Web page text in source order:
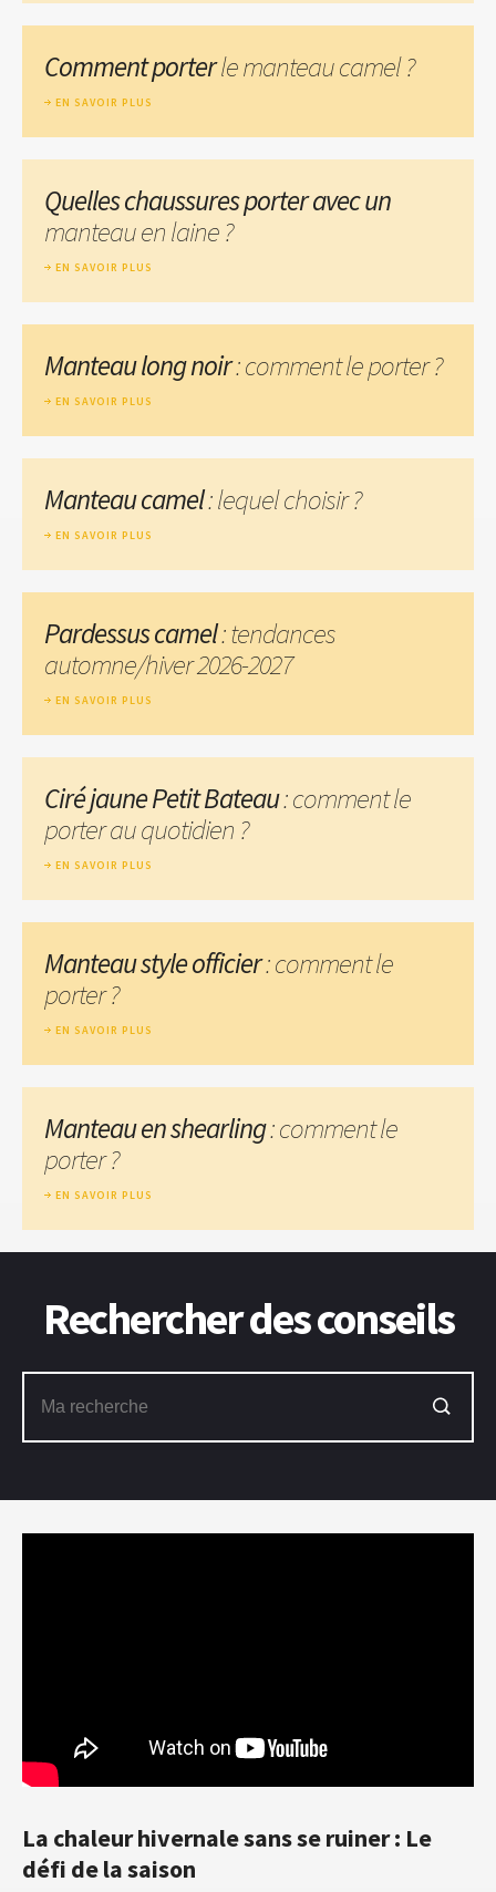
La chaleur hivernale sans se ruiner : Le
défi de la saison
Comment porterle manteau camel ?
EN SAVOIR PLUS
Quelles chaussures porter avec un
manteau en laine ?
EN SAVOIR PLUS
Manteau long noir: comment le porter ?
EN SAVOIR PLUS
Manteau camel: lequel choisir ?
EN SAVOIR PLUS
Pardessus camel: tendances
automne/hiver 2026-2027
EN SAVOIR PLUS
Ciré jaune Petit Bateau: comment le
porter au quotidien ?
EN SAVOIR PLUS
Manteau style officier: comment le
porter ?
EN SAVOIR PLUS
Manteau en shearling: comment le
porter ?
EN SAVOIR PLUS
Rechercher des conseils